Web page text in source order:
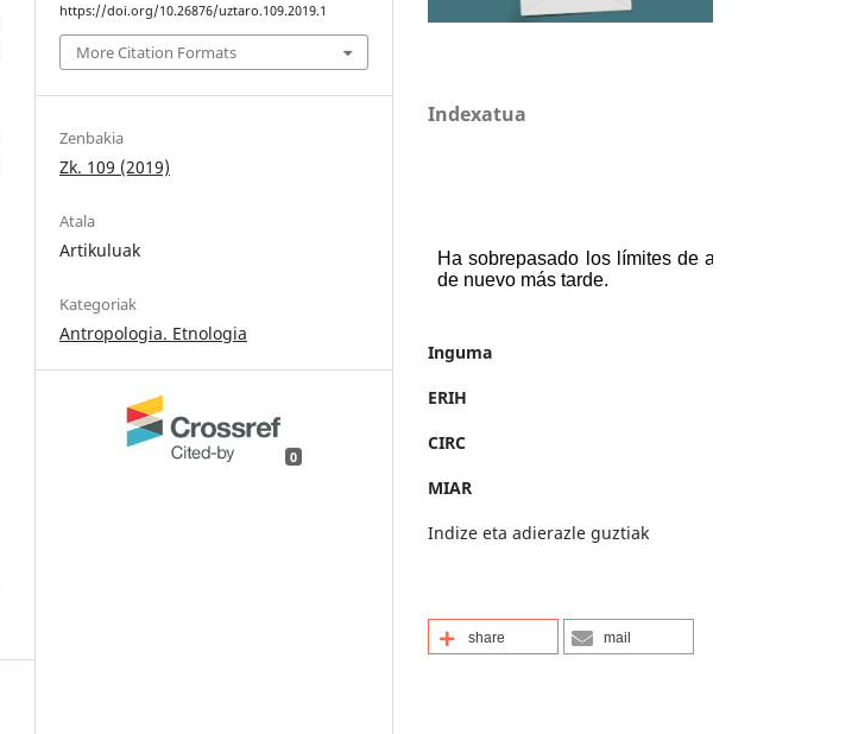
https://doi.org/10.26876/uztaro.109.2019.1
More Citation Formats
Zenbakia
Zk. 109 (2019)
Atala
Artikuluak
Kategoriak
Antropologia. Etnologia
0
Indexatua
Inguma
ERIH
CIRC
MIAR
Indize eta adierazle guztiak
share mail